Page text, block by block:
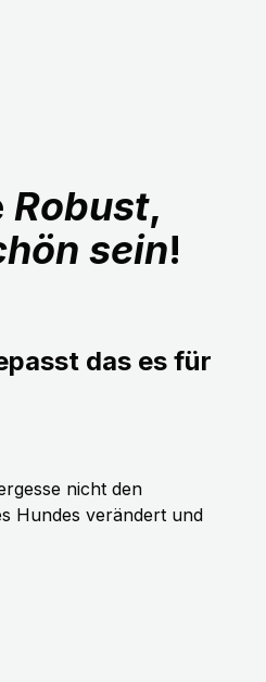
Robust,
sein!
das es für
nicht den
Hundes verändert und